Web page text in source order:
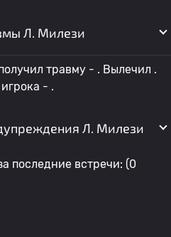
Л. Милези
травму - . Вылечил .
- .
Л. Милези
последние встречи: (0